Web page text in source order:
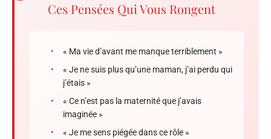
Ces Pensées Qui Vous Rongent
•
« Ma vie d’avant me manque terriblement »
•
« Je ne suis plus qu’une maman, j’ai perdu qui
j’étais »
•
« Ce n’est pas la maternité que j’avais
imaginée »
•
« Je me sens piégée dans ce rôle »